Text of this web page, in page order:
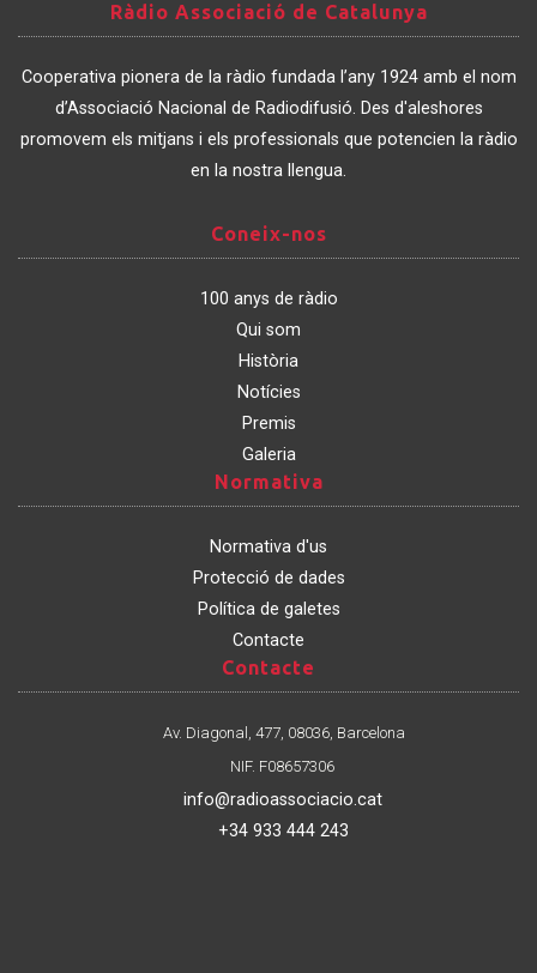
Associació
de
Catalunya
Ràdio Associació de Catalunya
Cooperativa pionera de la ràdio fundada l’any 1924 amb el nom
d’Associació Nacional de Radiodifusió. Des d'aleshores
promovem els mitjans i els professionals que potencien la ràdio
en la nostra llengua.
nos
Coneix-nos
100 anys de ràdio
Qui som
Història
Notícies
Premis
Galeria
Normativa
Normativa d'us
Protecció de dades
Política de galetes
Contacte
Contacte
Av. Diagonal, 477, 08036, Barcelona
NIF. F08657306
info@radioassociacio.cat
+34 933 444 243